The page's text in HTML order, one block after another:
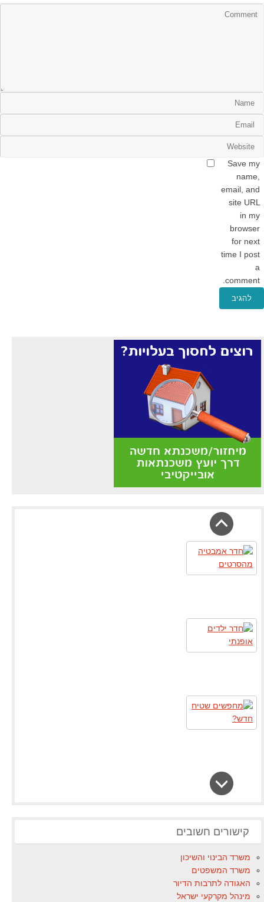
Save my
name,
email, and
site URL
in my
browser
for next
time I post
a
comment.
קישורים חשובים
משרד הבינוי והשיכון
משרד המשפטים
האגודה לתרבות הדיור
מינהל מקרקעי ישראל